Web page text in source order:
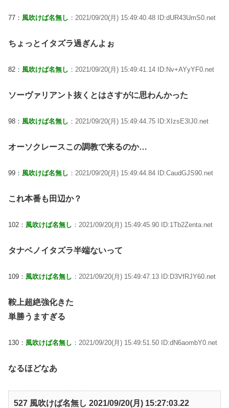
77： 風吹けば名無し ：2021/09/20(月) 15:49:40.48 ID:dUR43UmS0.net
ちょっとイタズラ過ぎんよぉ
82： 風吹けば名無し ：2021/09/20(月) 15:49:41.14 ID:Nv+AYyYF0.net
ソーヴァリアント抜くとはさすがに思わんかった
98： 風吹けば名無し ：2021/09/20(月) 15:49:44.75 ID:XIzsE3IJ0.net
オーソクレースこの調教で来るのか…
99： 風吹けば名無し ：2021/09/20(月) 15:49:44.84 ID:CaudGJS90.net
これ本番も田辺か？
102： 風吹けば名無し ：2021/09/20(月) 15:49:45.90 ID:1Tb2Zenta.net
タナベノイタズラ半端ないって
109： 風吹けば名無し ：2021/09/20(月) 15:49:47.13 ID:D3VfRJY60.net
鞍上超絶強化きた
単勝うますぎる
130： 風吹けば名無し ：2021/09/20(月) 15:49:51.50 ID:dN6aombY0.net
なるほどなあ
527 風吹けば名無し 2021/09/20(月) 15:27:03.22